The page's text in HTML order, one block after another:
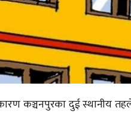
कञ्चनपुरका दुई स्थानीय